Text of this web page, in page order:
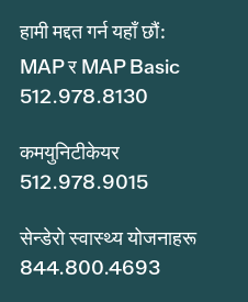
हामी मद्दत गर्न यहाँ छौं:
MAP र MAP Basic
512.978.8130
कमयुनिटीकेयर
512.978.9015
सेन्डेरो स्वास्थ्य योजनाहरू
844.800.4693